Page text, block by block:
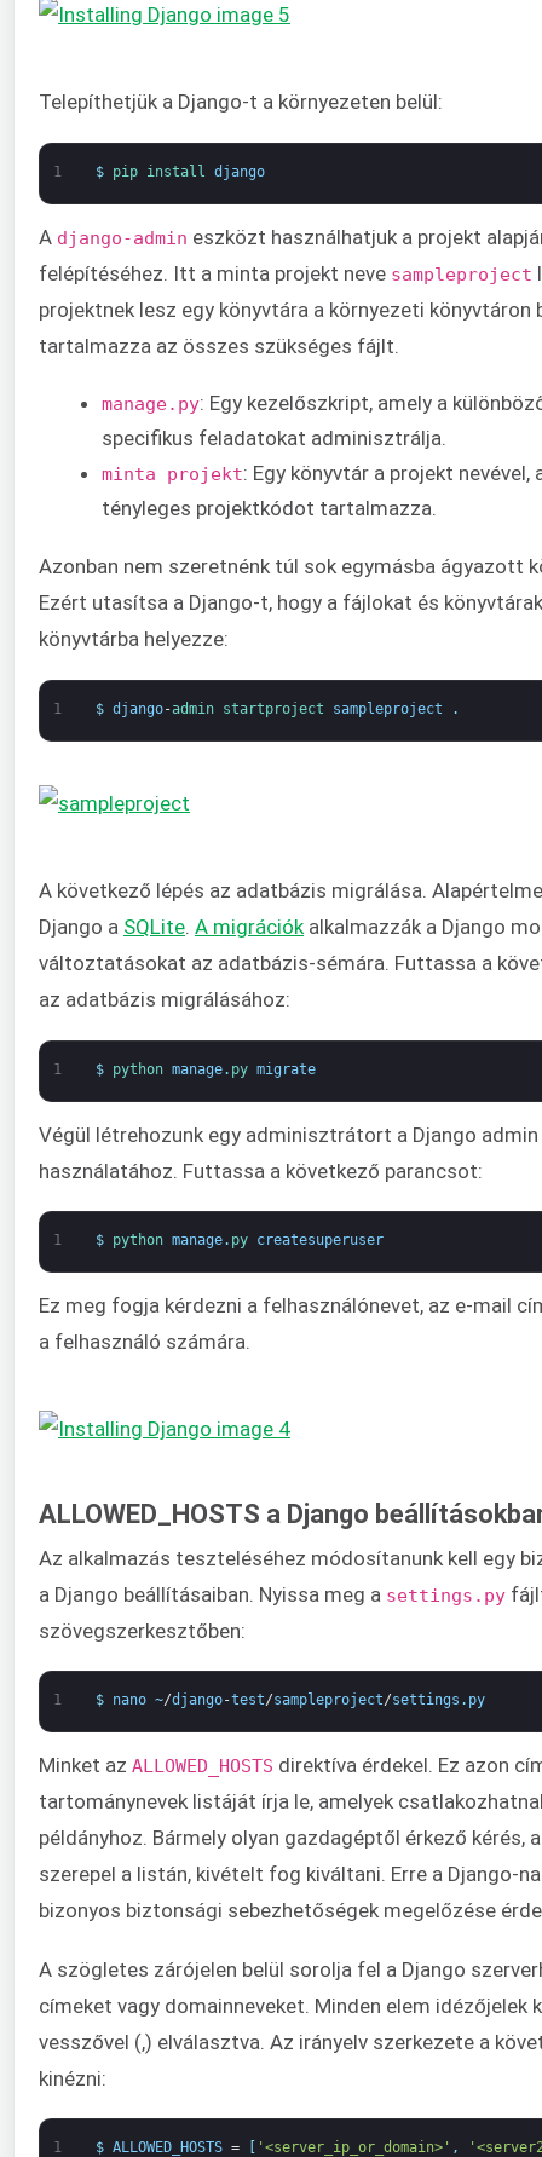
Telepíthetjük a Django-t a környezeten belül:
1 $ pip install django
A django-admin eszközt használhatjuk a projekt
felépítéséhez. Itt a minta projekt neve sampleproject
projektnek lesz egy könyvtára a környezeti könyvtáron
tartalmazza az összes szükséges fájlt.
manage.py: Egy kezelőszkript, amely a
specifikus feladatokat adminisztrálja.
minta projekt: Egy könyvtár a projekt nevével,
tényleges projektkódot tartalmazza.
Azonban nem szeretnénk túl sok egymásba ágyazott
Ezért utasítsa a Django-t, hogy a fájlokat és
könyvtárba helyezze:
1 $ django-admin startproject sampleproject .
A következő lépés az adatbázis migrálása.
Django a SQLite. A migrációkalkalmazzák a Django
változtatásokat az adatbázis-sémára. Futtassa a
az adatbázis migrálásához:
1 $ python manage. py migrate
Végül létrehozunk egy adminisztrátort a Django
használatához. Futtassa a következő parancsot:
1 $ python manage. py createsuperuser
Ez meg fogja kérdezni a felhasználónevet, az e-mail
a felhasználó számára.
ALLOWED_HOSTS a Django
Az alkalmazás teszteléséhez módosítanunk kell egy
a Django beállításaiban. Nyissa meg a settings.py
szövegszerkesztőben:
1 $ nano ~/django-test/sampleproject/settings . py
Minket az ALLOWED_HOSTS direktíva érdekel. Ez azon
tartománynevek listáját írja le, amelyek
példányhoz. Bármely olyan gazdagéptől érkező kérés,
szerepel a listán, kivételt fog kiváltani. Erre a Django-
bizonyos biztonsági sebezhetőségek megelőzése
A szögletes zárójelen belül sorolja fel a Django
címeket vagy domainneveket. Minden elem idézőjelek
vesszővel (,) elválasztva. Az irányelv szerkezete a
kinézni:
1 $ ALLOWED_HOSTS = [ '<server_ip_or_domain>' ,